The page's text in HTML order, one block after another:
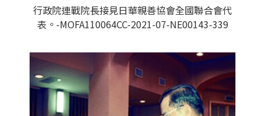
行政院連戰院長接見日華親善協會全國聯合會代
表。-MOFA110064CC-2021-07-NE00143-339